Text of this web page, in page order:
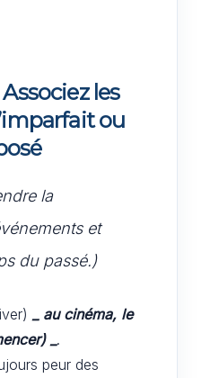
les
ou
la
et
du passé.)
au cinéma, le
.
peur des